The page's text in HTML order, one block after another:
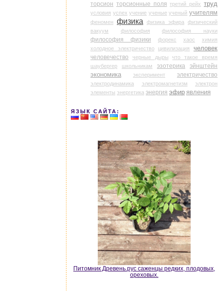
торсион торсионные поля третий рейх труд
условия успех учение ученые ученый учителям
феномен физика физика эфира
физический
вакуум
философия философия науки
философия физики форекс хаос
химия
холодное электричество
цивилизация человек
человечество черные дыры
что такое время
шаубергер
школьникам эзотерика
эйнштейн
экономика
эксперимент электричество
электродинамика электромагнетизм
электрон
элементы энергетика энергия эфир явления
ЯЗЫК САЙТА:
Питомник Древень.рус саженцы редких, плодовых,
ореховых.